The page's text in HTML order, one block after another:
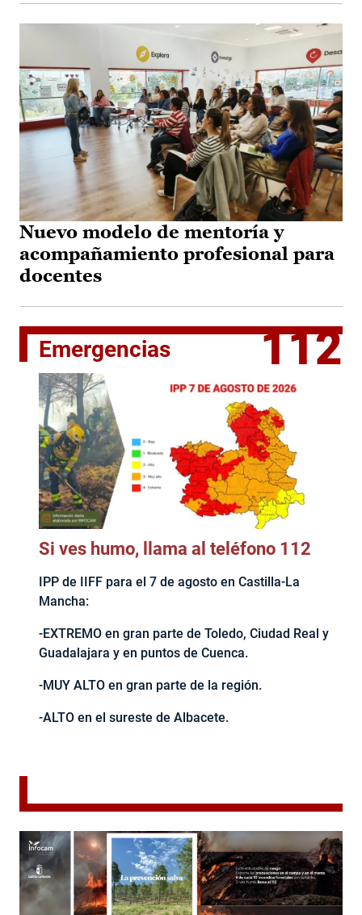
Nuevo modelo de mentoría y
acompañamiento profesional para
docentes
Emergencias 112
Si ves humo, llama al teléfono 112
IPP de IIFF para el 7 de agosto en Castilla-La
Mancha:
-EXTREMO en gran parte de Toledo, Ciudad Real y
Guadalajara y en puntos de Cuenca.
-MUY ALTO en gran parte de la región.
-ALTO en el sureste de Albacete.